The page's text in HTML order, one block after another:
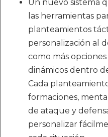
Un nuevo sistema
las herramientas
planteamientos
personalización al
como más
dinámicos dentro
Cada
formaciones,
de ataque y
personalizar